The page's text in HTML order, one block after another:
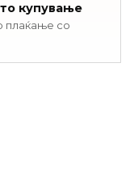
купување
плаќање со